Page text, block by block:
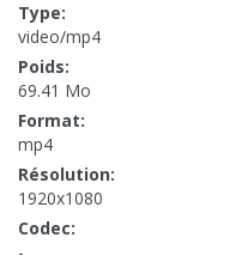
Type:
video/mp4
Poids:
69.41 Mo
Format:
mp4
Résolution:
1920x1080
Codec:
-